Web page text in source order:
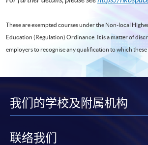
These are exempted courses under the Non-local
Education (Regulation) Ordinance. It is a matter of
employers to recognise any qualification to which these
我们的学校及附属机构
联络我们